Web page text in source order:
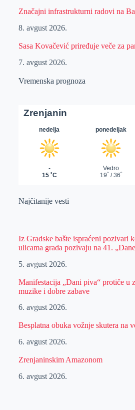
Značajni infrastrukturni radovi na
8. avgust 2026.
Sasa Kovačević priređuje veče za
7. avgust 2026.
Vremenska prognoza
Najčitanije vesti
Iz Gradske bašte ispraćeni pozivari
ulicama grada pozivaju na 41.
5. avgust 2026.
Manifestacija „Dani piva“ protiče u
muzike i dobre zabave
6. avgust 2026.
Besplatna obuka vožnje skutera na
6. avgust 2026.
Zrenjaninskim Amazonom
6. avgust 2026.